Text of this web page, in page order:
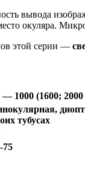
вывода
окуляра.
этой серии —
— 1000 (1600;
тубусах
75